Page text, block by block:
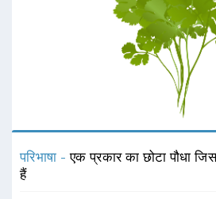
परिभाषा -एक प्रकार का छोटा पौधा
हैं